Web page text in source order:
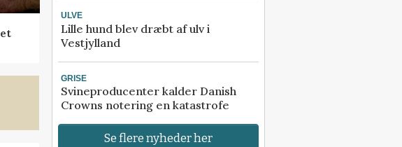
ULVE
Lille hund blev dræbt af ulv i
Vestjylland
GRISE
Svineproducenter kalder Danish
Crowns notering en katastrofe
Se flere nyheder her